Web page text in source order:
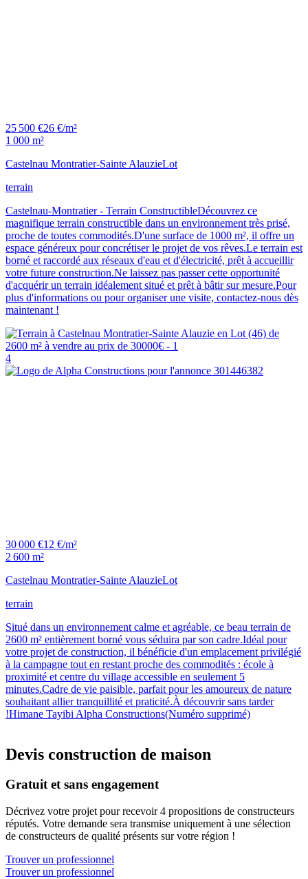
25 500 €26 €/m²
1 000 m²
Castelnau Montratier-Sainte AlauzieLot
terrain
Castelnau-Montratier - Terrain ConstructibleDécouvrez ce
magnifique terrain constructible dans un environnement très prisé,
proche de toutes commodités.D'une surface de 1000 m², il offre un
espace généreux pour concrétiser le projet de vos rêves.Le terrain est
borné et raccordé aux réseaux d'eau et d'électricité, prêt à accueillir
votre future construction.Ne laissez pas passer cette opportunité
d'acquérir un terrain idéalement situé et prêt à bâtir sur mesure.Pour
plus d'informations ou pour organiser une visite, contactez-nous dès
maintenant !
4
30 000 €12 €/m²
2 600 m²
Castelnau Montratier-Sainte AlauzieLot
terrain
Situé dans un environnement calme et agréable, ce beau terrain de
2600 m² entièrement borné vous séduira par son cadre.Idéal pour
votre projet de construction, il bénéficie d'un emplacement privilégié
à la campagne tout en restant proche des commodités : école à
proximité et centre du village accessible en seulement 5
minutes.Cadre de vie paisible, parfait pour les amoureux de nature
souhaitant allier tranquillité et praticité.À découvrir sans tarder
!Himane Tayibi Alpha Constructions(Numéro supprimé)
Devis construction de maison
Gratuit et sans engagement
Décrivez votre projet pour recevoir 4 propositions de constructeurs
réputés. Votre demande sera transmise uniquement à une sélection
de constructeurs de qualité présents sur votre région !
Trouver un professionnel
Trouver un professionnel